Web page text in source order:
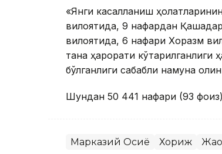
«Янги касалланиш
вилоятида, 9 нафардан
вилоятида, 6 нафари Хоразм
тана ҳарорати кўтарилганлиги
бўлганлиги сабабли намуна
Шундан 50 441 нафари (93
Марказий Осиё Хориж